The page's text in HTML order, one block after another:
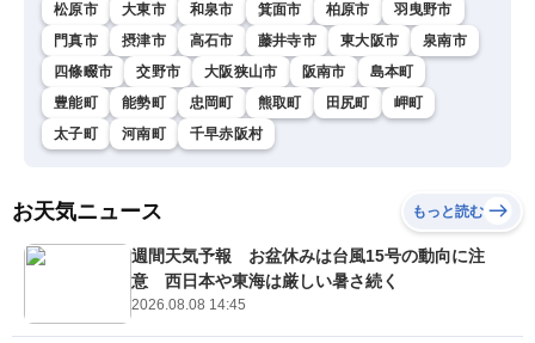
松原市 大東市 和泉市 箕面市 柏原市
羽曳野市
門真市
摂津市 高石市 藤井寺市 東大阪市
泉南市
四條畷市
交野市 大阪狭山市 阪南市
島本町
豊能町
能勢町 忠岡町 熊取町 田尻町
岬町
太子町
河南町 千早赤阪村
お天気ニュース もっと読む
週間天気予報 お盆休みは台風15号の動向に注
意 西日本や東海は厳しい暑さ続く
2026.08.08 14:45